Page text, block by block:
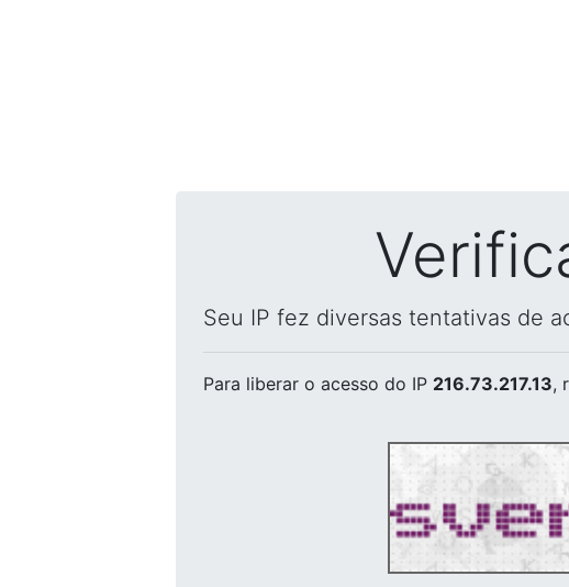
Seu IP fez diversas tentativas de
Para liberar o acesso do IP 216.73.217.13,